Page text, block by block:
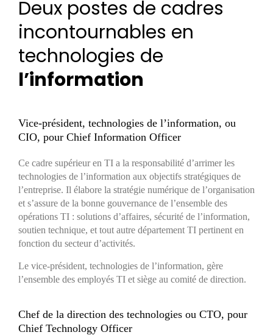
Deux postes de cadres
incontournables en
technologies de
l’information
Vice-président, technologies de l’information, ou
CIO, pour Chief Information Officer
Ce cadre supérieur en TI a la responsabilité d’arrimer les
technologies de l’information aux objectifs stratégiques de
l’entreprise. Il élabore la stratégie numérique de l’organisation
et s’assure de la bonne gouvernance de l’ensemble des
opérations TI : solutions d’affaires, sécurité de l’information,
soutien technique, et tout autre département TI pertinent en
fonction du secteur d’activités.
Le vice-président, technologies de l’information, gère
l’ensemble des employés TI et siège au comité de direction.
Chef de la direction des technologies ou CTO, pour
Chief Technology Officer